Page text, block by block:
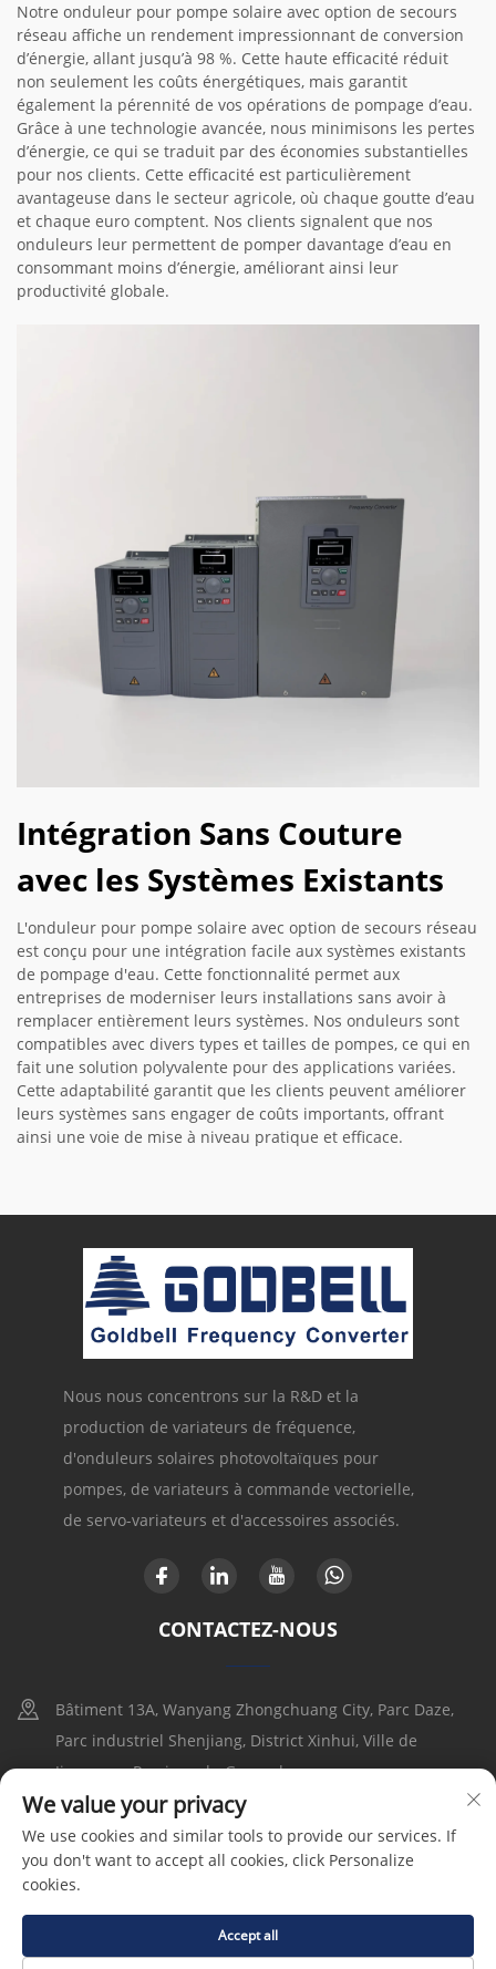
Notre onduleur pour pompe solaire avec option de secours
réseau affiche un rendement impressionnant de conversion
d’énergie, allant jusqu’à 98 %. Cette haute efficacité réduit
non seulement les coûts énergétiques, mais garantit
également la pérennité de vos opérations de pompage d’eau.
Grâce à une technologie avancée, nous minimisons les pertes
d’énergie, ce qui se traduit par des économies substantielles
pour nos clients. Cette efficacité est particulièrement
avantageuse dans le secteur agricole, où chaque goutte d’eau
et chaque euro comptent. Nos clients signalent que nos
onduleurs leur permettent de pomper davantage d’eau en
consommant moins d’énergie, améliorant ainsi leur
productivité globale.
Intégration Sans Couture
avec les Systèmes Existants
L'onduleur pour pompe solaire avec option de secours réseau
est conçu pour une intégration facile aux systèmes existants
de pompage d'eau. Cette fonctionnalité permet aux
entreprises de moderniser leurs installations sans avoir à
remplacer entièrement leurs systèmes. Nos onduleurs sont
compatibles avec divers types et tailles de pompes, ce qui en
fait une solution polyvalente pour des applications variées.
Cette adaptabilité garantit que les clients peuvent améliorer
leurs systèmes sans engager de coûts importants, offrant
ainsi une voie de mise à niveau pratique et efficace.
Nous nous concentrons sur la R&D et la
production de variateurs de fréquence,
d'onduleurs solaires photovoltaïques pour
pompes, de variateurs à commande vectorielle,
de servo-variateurs et d'accessoires associés.
CONTACTEZ-NOUS
Bâtiment 13A, Wanyang Zhongchuang City, Parc Daze,
Parc industriel Shenjiang, District Xinhui, Ville de
Jiangmen, Province du Guangdong
+86-17316086390
[email protected]
Droits d'auteur © 2025 Goldbell Electric Drives and Controls
(Shenzhen) Co., Ltd | Politique de confidentialité
We value your privacy
We use cookies and similar tools to provide our services. If
you don't want to accept all cookies, click Personalize
cookies.
Accept all